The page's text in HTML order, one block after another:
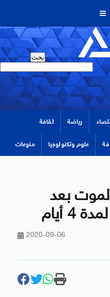
رياضة ثقافة
علوم وتكنولوجيا منوعات
بعد
أيام
2020-09-06